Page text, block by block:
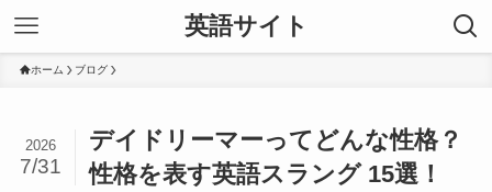
英語サイト
ホーム ブログ
デイドリーマーってどんな性格？
性格を表す英語スラング 15選！
2026
7/31